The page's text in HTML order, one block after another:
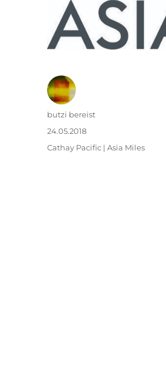
Autor
butzi bereist
Veröffentlicht
24.05.2018
Kategorien
Cathay Pacific | Asia Miles